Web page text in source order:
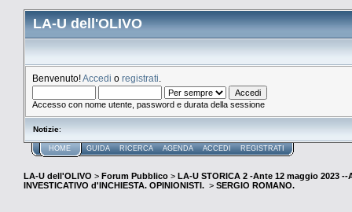
LA-U dell'OLIVO
Benvenuto!Accedi o registrati
Accesso con nome utente, password e durata della sessione
Notizie:
HOME GUIDA RICERCA AGENDA ACCEDI REGISTRATI
LA-U dell'OLIVO > Forum Pubblico > LA-U STORICA 2 -Ante 12 maggio 2023 --
INVESTICATIVO d'INCHIESTA. OPINIONISTI. > SERGIO ROMANO.